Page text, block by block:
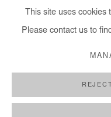
COPYRIGHT © #2026#
This site uses cookies
Please contact us to